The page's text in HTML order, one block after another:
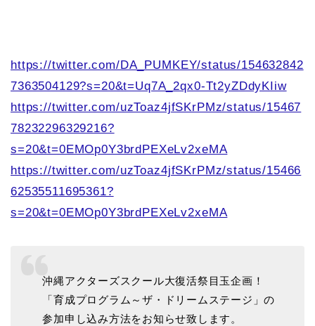
https://twitter.com/DA_PUMKEY/status/154632842
7363504129?s=20&t=Uq7A_2qx0-Tt2yZDdyKIiw
https://twitter.com/uzToaz4jfSKrPMz/status/15467
78232296329216?
s=20&t=0EMOp0Y3brdPEXeLv2xeMA
https://twitter.com/uzToaz4jfSKrPMz/status/15466
62535511695361?
s=20&t=0EMOp0Y3brdPEXeLv2xeMA
沖縄アクターズスクール大復活祭目玉企画！
「育成プログラム～ザ・ドリームステージ」の
参加申し込み方法をお知らせ致します。